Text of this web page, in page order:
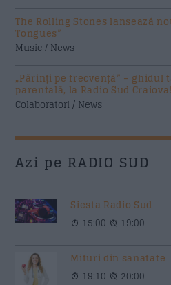
The Rolling Stones lansează
Tongues”
Music / News
„Părinți pe frecvență” – ghidul
parentală, la Radio Sud Craiova!
Colaboratori / News
Azi pe RADIO SUD
Siesta Radio Sud
15:00 19:00
Mituri din sanatate
19:10 20:00